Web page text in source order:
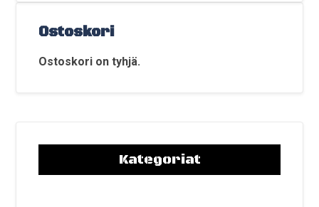
Ostoskori
Ostoskori on tyhjä.
Kategoriat